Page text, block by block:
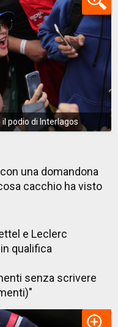
podio di Interlagos
una domandona
cacchio ha visto
e Leclerc
qualifica
senza scrivere